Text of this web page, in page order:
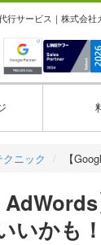
行サービス｜株式会
ニック 【
いかも